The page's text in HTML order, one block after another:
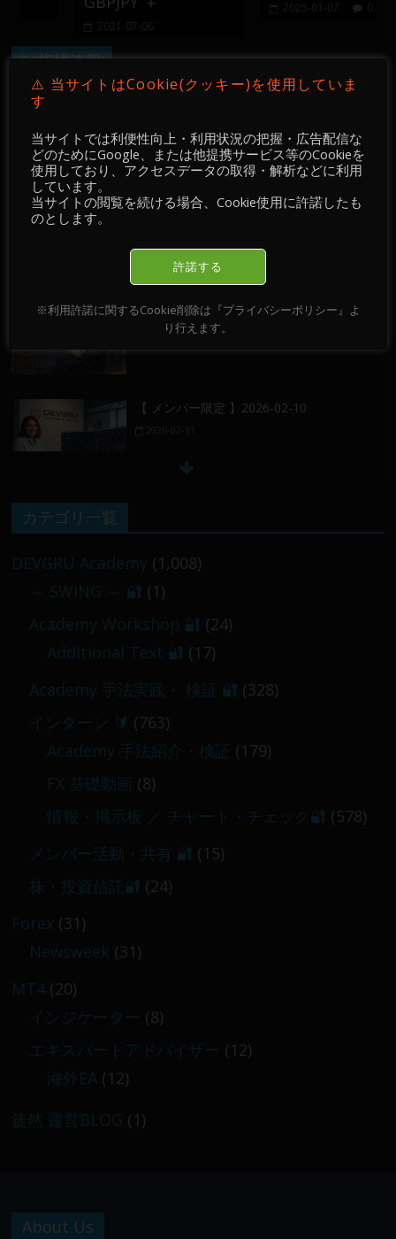
2021-07-06
2025-01-07
💹指標速報
【 メンバー限定 】2026-02-17
【 メンバー限定 】2026-02-11～12
2026-02-12
【 メンバー限定 】2026-02-10
／
【 メンバー限定 】2026-03-05～06
カテゴリ一覧
DEVGRU Academy (1,008)
～ SWING ～ 🔐 (1)
Academy Workshop 🔐 (24)
Additional Text 🔐 (17)
Academy 手法実践・ 検証 🔐 (328)
インターン 🔰 (763)
Academy 手法紹介・検証 (179)
FX 基礎動画 (8)
情報・掲示板 ／ チャート・チェック🔐 (578)
メンバー活動・共有 🔐 (15)
株・投資信託🔐 (24)
Forex (31)
Newsweek (31)
MT4(20)
インジケーター (8)
エキスパートアドバイザー (12)
海外EA (12)
徒然 運営BLOG (1)
About Us
⚠️ 当サイトはCookie(クッキー)を使用していま
す
当サイトでは利便性向上・利用状況の把握・広告配信な
どのためにGoogle、または他提携サービス等のCookieを
使用しており、アクセスデータの取得・解析などに利用
しています。
当サイトの閲覧を続ける場合、Cookie使用に許諾したも
のとします。
許諾する
※利用許諾に関するCookie削除は『プライバシーポリシー』よ
り行えます。